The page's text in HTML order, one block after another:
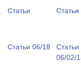
Статьи Статьи
Статьи 06/18
Статьи
06/02/